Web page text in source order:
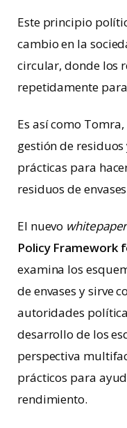
Este principio
cambio en la
circular, donde los
repetidamente
Es así como
gestión de
prácticas para
residuos de
El nuevo whitepaper
Policy Framework
examina los
de envases y sirve
autoridades
desarrollo de los
perspectiva
prácticos para
rendimiento.